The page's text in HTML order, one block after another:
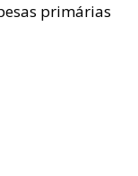
primárias